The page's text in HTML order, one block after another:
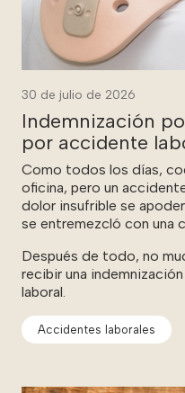
30 de julio de 2026
Indemnización
por accidente
Como todos los días,
oficina, pero un
dolor insufrible se
se entremezcló con una
Después de todo, no
recibir una
laboral.
Accidentes laborales